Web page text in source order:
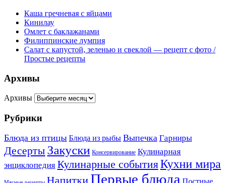
Каша гречневая с яйцами
Кинилау
Омлет с баклажанами
Филиппинские лумпия
Салат с капустой, зеленью и свеклой — рецепт с фото /
Простые рецепты
Архивы
Архивы
Рубрики
Блюда из птицы Блюда из рыбы Выпечка Гарниры
Десерты Закуски Консервирование Кулинарная
энциклопедия Кулинарные событияКухни мира
НапиткиПервые блюда